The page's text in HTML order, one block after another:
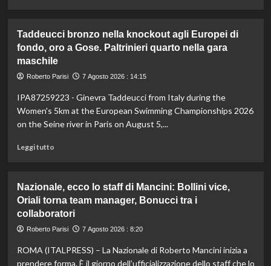
In
Gran
Bretagna
Bezzecchi
in
sella
ed
Practice
Taddeucci bronzo nella knockout agli Europei di
fondo, oro a Gose. Paltrinieri quarto nella gara
maschile
Roberto Parisi 7 Agosto 2026 : 14:15
IPA87259223 - Ginevra Taddeucci from Italy during the
Women's 5km at the European Swimming Championships 2026
on the Seine river in Paris on August 5,...
Leggi tuttoLeggi
Taddeucci
bronzo
nella
knockout
Europei
di
Nazionale, ecco lo staff di Mancini: Bollini vice,
Oriali torna team manager, Bonucci tra i
collaboratori
Roberto Parisi 7 Agosto 2026 : 8:20
ROMA (ITALPRESS) – La Nazionale di Roberto Mancini inizia a
prendere forma. È il giorno dell’ufficializzazione dello staff che lo